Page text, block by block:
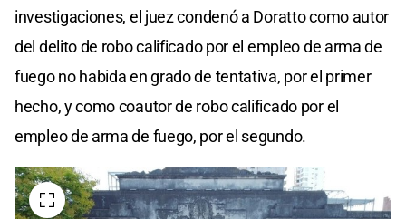
investigaciones, el juez condenó a Doratto como autor
del delito de robo calificado por el empleo de arma de
fuego no habida en grado de tentativa, por el primer
hecho, y como coautor de robo calificado por el
empleo de arma de fuego, por el segundo.